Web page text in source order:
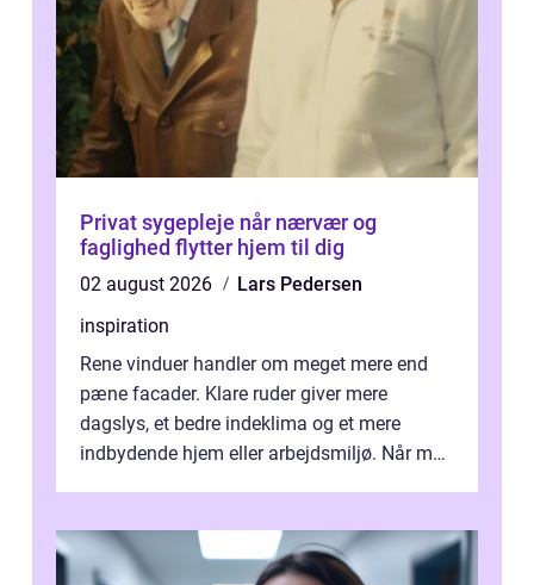
Privat sygepleje når nærvær og
faglighed flytter hjem til dig
02 august 2026
Lars Pedersen
inspiration
Rene vinduer handler om meget mere end
pæne facader. Klare ruder giver mere
dagslys, et bedre indeklima og et mere
indbydende hjem eller arbejdsmiljø. Når man